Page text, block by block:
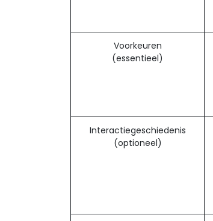
Voorkeuren
(essentieel)
Interactiegeschiedenis
(optioneel)